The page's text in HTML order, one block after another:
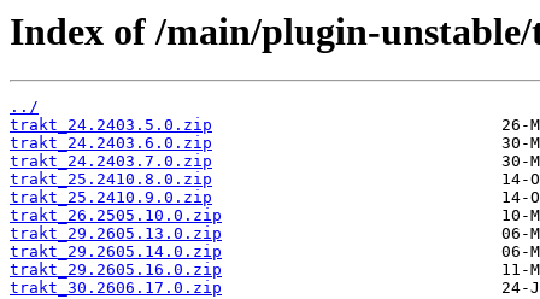
Index of /main/plugin-
../
trakt_24.2403.5.0.zip
trakt_24.2403.6.0.zip
trakt_24.2403.7.0.zip
trakt_25.2410.8.0.zip
trakt_25.2410.9.0.zip
trakt_26.2505.10.0.zip
trakt_29.2605.13.0.zip
trakt_29.2605.14.0.zip
trakt_29.2605.16.0.zip
trakt_30.2606.17.0.zip